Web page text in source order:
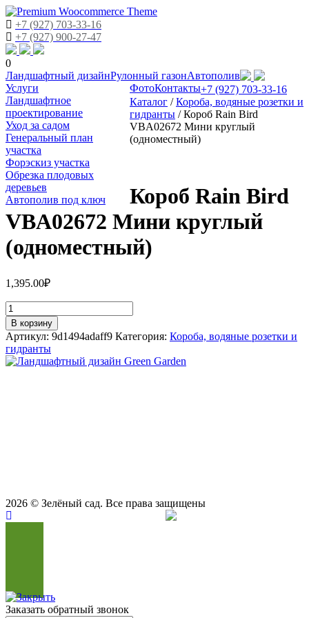
+7 (927) 703-33-16
+7 (927) 900-27-47
0
Skip
to
content
Ландшафтный дизайнРулонный газонАвтополив
Услуги
Ландшафтное
проектирование
Уход за садом
Генеральный план
участка
Форэскиз участка
Обрезка плодовых
деревьев
Автополив под ключ
ФотоКонтакты+7 (927) 703-33-16
Каталог /Короба, водяные розетки и
гидранты /Короб Rain Bird
VBA02672 Мини круглый
(одноместный)
Короб Rain Bird
VBA02672 Мини круглый
(одноместный)
1,395.00₽
Количество
Короб
Rain
Bird
VBA02672
Мини
В корзину
Артикул: 9d1494adaff9 Категория: Короба, водяные розетки и
гидранты
2026 © Зелёный сад. Все права защищены
Заказать обратный звонок